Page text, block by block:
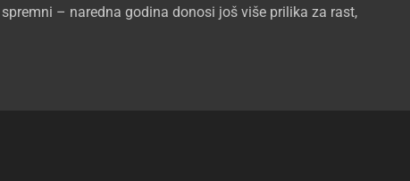
– naredna godina donosi još više prilika za rast,